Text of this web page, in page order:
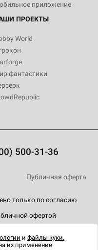
приложение
ПРОЕКТЫ
World
фантастики
500-31-36
только по согласию
офертой
Публичная оферта
и файлы куки.
их применение